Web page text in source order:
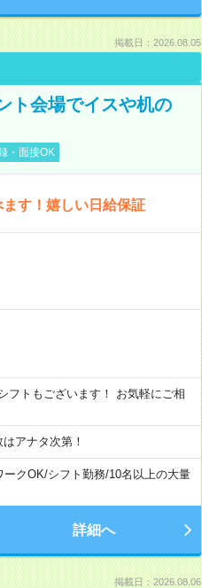
掲載日：2026.08.05
ト会場でイスや机の
・面接OK
す！嬉しい日給保証
フトもございます！ お気軽にご相
アナタ次第！
ークOK/シフト勤務/10名以上の大量
詳細へ
掲載日：2026.08.06